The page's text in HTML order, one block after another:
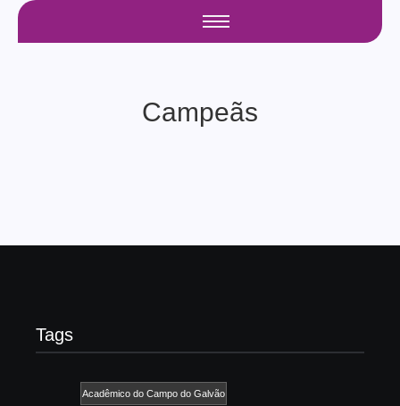
Campeãs
Tags
Acadêmico do Campo do Galvão